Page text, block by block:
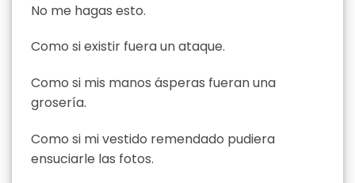
No me hagas esto.
Como si existir fuera un ataque.
Como si mis manos ásperas fueran una
grosería.
Como si mi vestido remendado pudiera
ensuciarle las fotos.